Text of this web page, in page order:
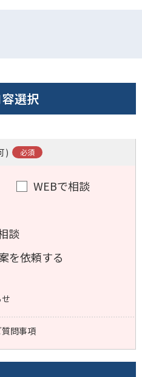
お問い合わせ
選択
)
WEBで相談
談
を依頼する
問事項